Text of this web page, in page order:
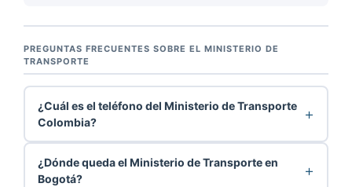
PREGUNTAS FRECUENTES SOBRE EL MINISTERIO DE
TRANSPORTE
¿Cuál es el teléfono del Ministerio de Transporte
Colombia?
¿Dónde queda el Ministerio de Transporte en
Bogotá?